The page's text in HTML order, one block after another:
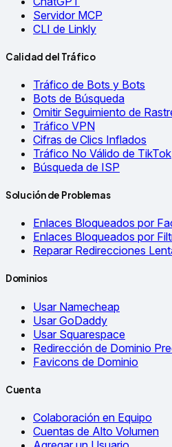
Servidor MCP
CLI de Linkly
Calidad del Tráfico
Tráfico de Bots y Bots
Bots de Búsqueda
Omitir Seguimiento de
Tráfico VPN
Cifras de Clics Inflados
Tráfico No Válido de TikTok
Búsqueda de ISP
Solución de Problemas
Enlaces Bloqueados por
Enlaces Bloqueados por
Reparar Redirecciones
Dominios
Usar Namecheap
Usar GoDaddy
Usar Squarespace
Redirección de Dominio
Favicons de Dominio
Cuenta
Colaboración en Equipo
Cuentas de Alto Volumen